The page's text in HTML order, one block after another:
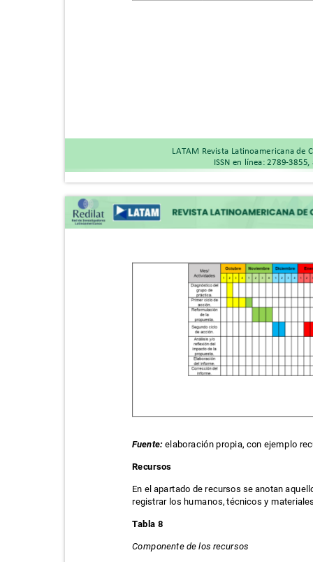
LATAM Revista Latinoamericana de
ISSN en línea: 2789-
Fuente:elaboración propia, con ejemplo
Recursos
En el apartado de recursos se anotan
registrar los humanos, técnicos y
Tabla 8
Componente de los recursos